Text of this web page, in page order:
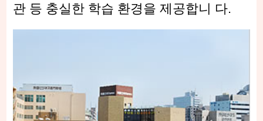
관 등 충실한 학습 환경을 제공합니 다.